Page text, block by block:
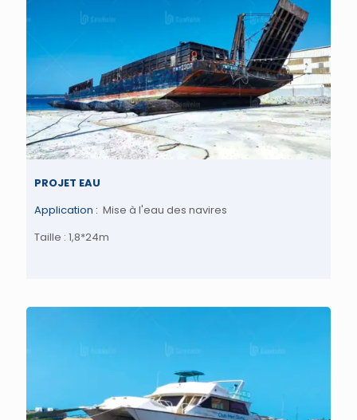
PROJET EAU
Application : Mise à l'eau des navires
Taille : 1,8*24m